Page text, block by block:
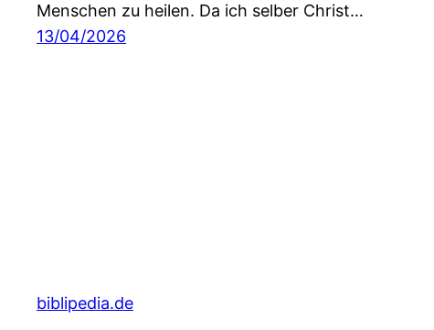
Menschen zu heilen. Da ich selber Christ…
13/04/2026
biblipedia.de